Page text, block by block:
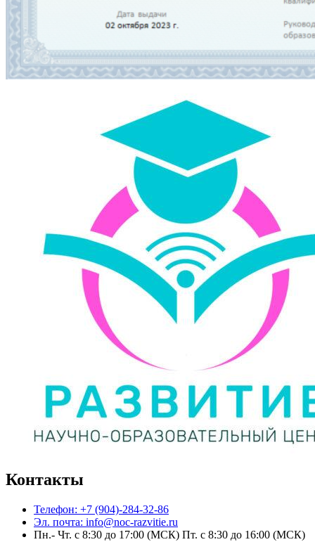
Контакты
Телефон: +7 (904)-284-32-86
Эл. почта: info@noc-razvitie.ru
Пн.- Чт. с 8:30 до 17:00 (МСК) Пт. с 8:30 до 16:00 (МСК)